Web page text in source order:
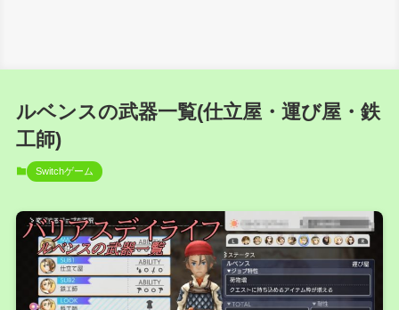
ルベンスの武器一覧(仕立屋・運び屋・鉄
工師)
Switchゲーム